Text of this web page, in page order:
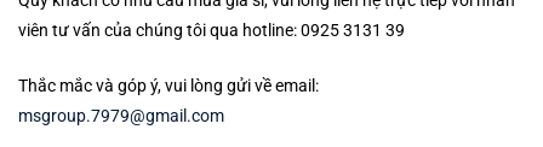
viên tư vấn của chúng tôi qua hotline: 0925 3131 39
Thắc mắc và góp ý, vui lòng gửi về email:
msgroup.7979@gmail.com